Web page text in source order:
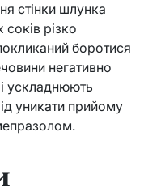
стінки шлунка
різко
боротися
негативно
ускладнюють
уникати прийому